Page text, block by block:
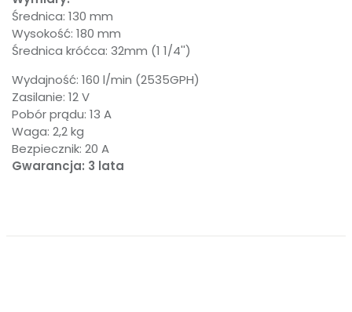
Średnica: 130 mm
Wysokość: 180 mm
Średnica króćca: 32mm (1 1/4'')
Wydajność: 160 l/min (2535GPH)
Zasilanie: 12 V
Pobór prądu: 13 A
Waga: 2,2 kg
Bezpiecznik: 20 A
Gwarancja: 3 lata